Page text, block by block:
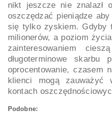
nikt jeszcze nie znalazł
oszczędzać pieniądze
się tylko zyskiem. Gdyby
milionerów, a poziom
zainteresowaniem
długoterminowe skarbu
oprocentowanie, czasem
klienci mogą zauważyć
kontach
Podobne: